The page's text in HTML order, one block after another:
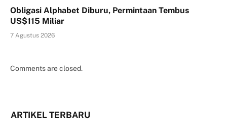
Obligasi Alphabet Diburu, Permintaan Tembus
US$115 Miliar
7 Agustus 2026
Comments are closed.
ARTIKEL TERBARU